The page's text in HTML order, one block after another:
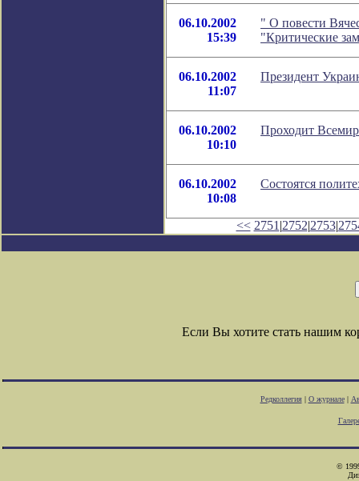
06.10.2002
15:39
" О повести
"Критические
06.10.2002
11:07
Президент
06.10.2002
10:10
Проходит
06.10.2002
10:08
Состоятся
<< 2751 |2752|2753|
Если Вы хотите стать нашим
Редколлегия| О журнале|
©